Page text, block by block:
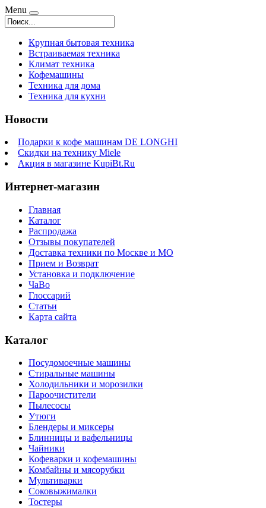
Menu
Крупная бытовая техника
Встраиваемая техника
Климат техника
Кофемашины
Техника для дома
Техника для кухни
Новости
Подарки к кофе машинам DE LONGHI
Скидки на технику Miele
Акция в магазине KupiBt.Ru
Интернет-магазин
Главная
Каталог
Распродажа
Отзывы покупателей
Доставка техники по Москве и МО
Прием и Возврат
Установка и подключение
ЧаВо
Глоссарий
Статьи
Карта сайта
Каталог
Посудомоечные машины
Стиральные машины
Холодильники и морозилки
Пароочистители
Пылесосы
Утюги
Блендеры и миксеры
Блинницы и вафельницы
Чайники
Кофеварки и кофемашины
Комбайны и мясорубки
Мультиварки
Соковыжималки
Тостеры